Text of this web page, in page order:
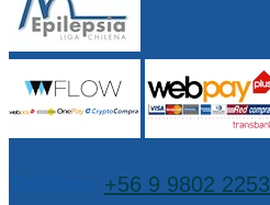
+56 9 9802 2253